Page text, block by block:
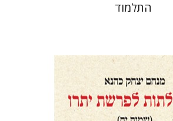
התלמוד
יצחק כהנא